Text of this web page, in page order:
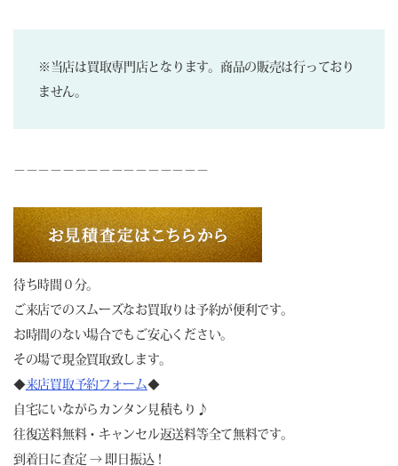
※当店は買取専門店となります。商品の販売は行っており
ません。
－－－－－－－－－－－－－－－－
待ち時間０分。
ご来店でのスムーズなお買取りは予約が便利です。
お時間のない場合でもご安心ください。
その場で現金買取致します。
◆来店買取予約フォーム◆
自宅にいながらカンタン見積もり♪
往復送料無料・キャンセル返送料等全て無料です。
到着日に査定 → 即日振込！